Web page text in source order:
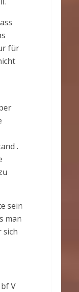
für
.
sein
man
sich
V